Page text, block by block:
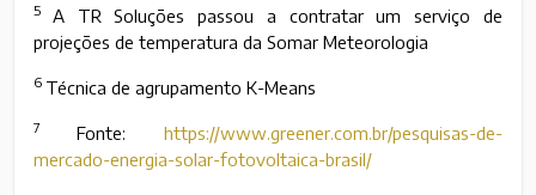
5 A TR Soluções passou a contratar um serviço de
projeções de temperatura da Somar Meteorologia
6 Técnica de agrupamento K-Means
7 Fonte: https://www.greener.com.br/pesquisas-de-
mercado-energia-solar-fotovoltaica-brasil/